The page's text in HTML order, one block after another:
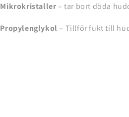
Mikrokristaller – tar bort döda
Propylenglykol – Tillför fukt till